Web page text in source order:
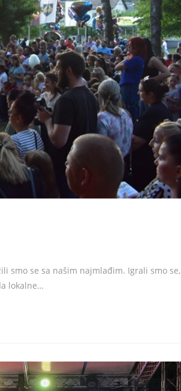
smo se sa našim najmlađim. Igrali smo se,
lokalne…